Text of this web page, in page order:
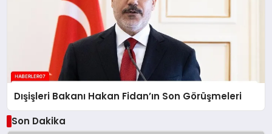
Dışişleri Bakanı Hakan Fidan’ın Son Görüşmeleri
Son Dakika